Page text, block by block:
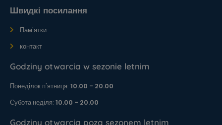
Швидкі посилання
Пам'ятки
контакт
Godziny otwarcia w sezonie letnim
Понеділок п'ятниця: 10.00 - 20.00
Субота неділя: 10.00 - 20.00
Godziny otwarcia poza sezonem letnim